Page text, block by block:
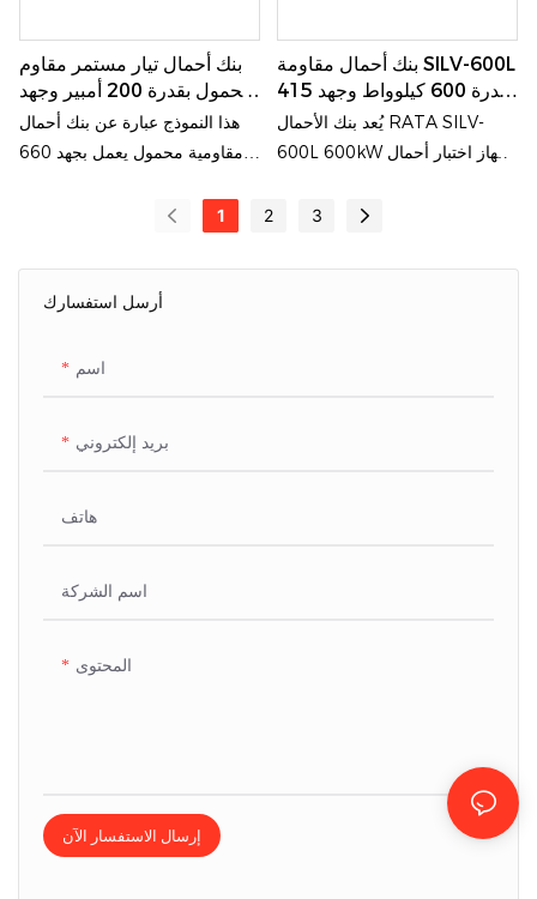
أرسل استفسارك
اسم
بريد إلكتروني
هاتف
اسم الشركة
المحتوى
إرسال الاستفسار الآن
بنك أحمال تيار مستمر مقاوم
محمول بقدرة 200 أمبير وجهد
660 فولت
هذا النموذج عبارة عن بنك أحمال
مقاومية محمول يعمل بجهد 660
وهو جهاز اختبار عالي الدقة مصمم
الكهربائية المستمرة. وهو مناسب
لتطبيقات مثل أنظمة تخزين طاقة
المستمرة، وأنظمة الطاقة
بنك أحمال مقاومة SILV-600L
بقدرة 600 كيلوواط وجهد 415
فولت تيار متردد لاختبار
المولدات
يُعد بنك الأحمال RATA SILV-
600L 600kW جهاز اختبار أحمال
الطاقة والتحكم الدقيق والقدرة
مناسب للتحقق من أنظمة الطاقة
1 2 3